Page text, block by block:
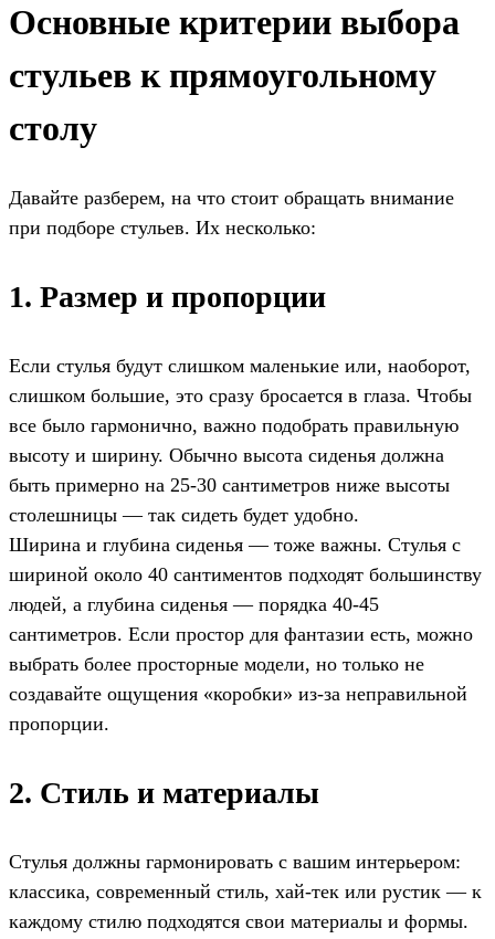
Основные критерии выбора
стульев к прямоугольному
столу
Давайте разберем, на что стоит обращать внимание
при подборе стульев. Их несколько:
1. Размер и пропорции
Если стулья будут слишком маленькие или, наоборот,
слишком большие, это сразу бросается в глаза. Чтобы
все было гармонично, важно подобрать правильную
высоту и ширину. Обычно высота сиденья должна
быть примерно на 25-30 сантиметров ниже высоты
столешницы — так сидеть будет удобно.
Ширина и глубина сиденья — тоже важны. Стулья с
шириной около 40 сантиментов подходят большинству
людей, а глубина сиденья — порядка 40-45
сантиметров. Если простор для фантазии есть, можно
выбрать более просторные модели, но только не
создавайте ощущения «коробки» из-за неправильной
пропорции.
2. Стиль и материалы
Стулья должны гармонировать с вашим интерьером:
классика, современный стиль, хай-тек или рустик — к
каждому стилю подходятся свои материалы и формы.